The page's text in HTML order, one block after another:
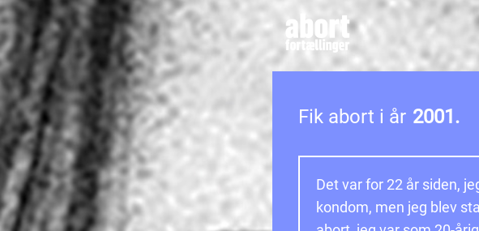
Fik abort i år 2001.
Det var for 22 år siden,
kondom, men jeg blev